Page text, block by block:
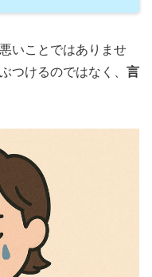
いことではありませ
つけるのではなく、 言